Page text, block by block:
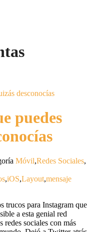
puedes
Móvil,Redes Sociales,
,iOS,Layout,mensaje
trucos para Instagram que
a esta genial red
redes sociales con más